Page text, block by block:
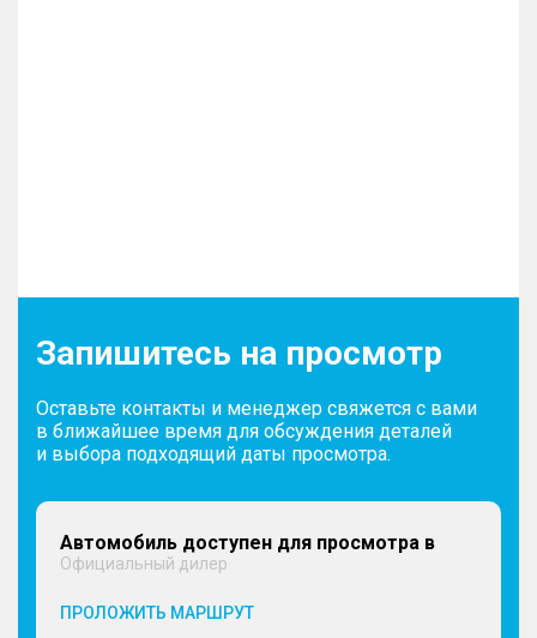
Запишитесь на просмотр
Оставьте контакты и менеджер свяжется с вами
в ближайшее время для обсуждения деталей
и выбора подходящий даты просмотра.
Автомобиль доступен для просмотра в
Официальный дилер
ПРОЛОЖИТЬ МАРШРУТ